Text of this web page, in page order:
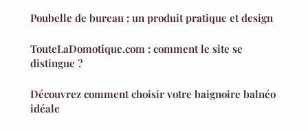
Poubelle de bureau : un produit pratique et design
TouteLaDomotique.com : comment le site se
distingue ?
Découvrez comment choisir votre baignoire balnéo
idéale